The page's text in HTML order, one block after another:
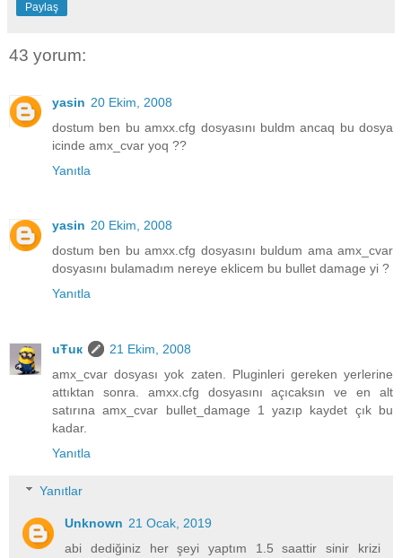
Paylaş
43 yorum:
yasin 20 Ekim, 2008
dostum ben bu amxx.cfg dosyasını buldm ancaq bu dosya
icinde amx_cvar yoq ??
Yanıtla
yasin 20 Ekim, 2008
dostum ben bu amxx.cfg dosyasını buldum ama amx_cvar
dosyasını bulamadım nereye eklicem bu bullet damage yi ?
Yanıtla
uŦuк
21 Ekim, 2008
amx_cvar dosyası yok zaten. Pluginleri gereken yerlerine
attıktan sonra. amxx.cfg dosyasını açıcaksın ve en alt
satırına amx_cvar bullet_damage 1 yazıp kaydet çık bu
kadar.
Yanıtla
Yanıtlar
Unknown 21 Ocak, 2019
abi dediğiniz her şeyi yaptım 1.5 saattir sinir krizi